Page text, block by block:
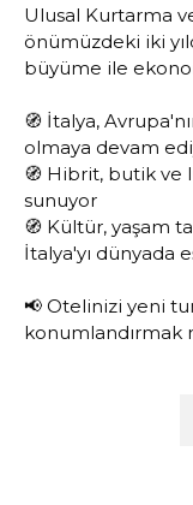
Ulusal Kurtarma
önümüzdeki iki
büyüme ile
🧭 İtalya,
olmaya devam
🧭 Hibrit, butik ve
sunuyor
🧭 Kültür, yaşam
İtalya'yı dünyada
📢 Otelinizi yeni
konumlandırmak